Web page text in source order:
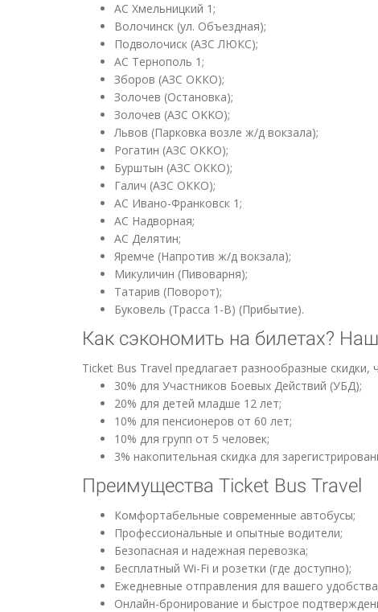
АС Хмельницкий 1;
Волочинск (ул. Объездная);
Подволочиск (АЗС ЛЮКС);
АС Тернополь 1;
Зборов (АЗС ОККО);
Золочев (Остановка);
Золочев (АЗС OKKO);
Львов (Парковка возле ж/д вокзала);
Рогатин (АЗС ОККО);
Бурштын (АЗС ОККО);
Галич (АЗС ОККО);
АС Ивано-Франковск 1;
АС Надворная;
АС Делятин;
Яремче (Напротив ж/д вокзала);
Микуличин (Пивоварня);
Татарив (Поворот);
Буковель (Трасса 1-В) (Прибытие).
Как сэкономить на билетах?
Ticket Bus Travel предлагает разнообразные
30% для Участников Боевых Действий (УБД);
20% для детей младше 12 лет;
10% для пенсионеров от 60 лет;
10% для групп от 5 человек;
3% накопительная скидка для
Преимущества Ticket Bus Travel
Комфортабельные современные автобусы;
Профессиональные и опытные водители;
Безопасная и надежная перевозка;
Бесплатный Wi-Fi и розетки (где доступно);
Ежедневные отправления для вашего
Онлайн-бронирование и быстрое